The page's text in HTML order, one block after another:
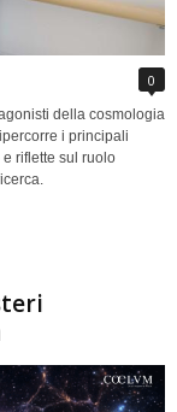
0
della cosmologia
i principali
riflette sul ruolo